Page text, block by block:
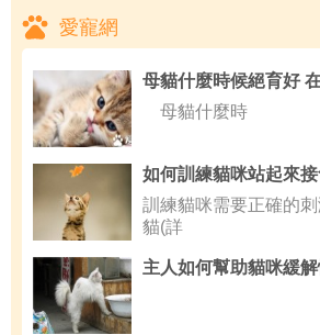
愛寵網
母貓什麼時
訓練貓咪需要正確的
貓(詳
主人如何幫助貓咪緩